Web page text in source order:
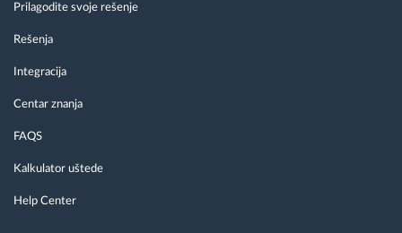
Prilagodite svoje rešenje
Rešenja
Integracija
Centar znanja
FAQS
Kalkulator uštede
Help Center